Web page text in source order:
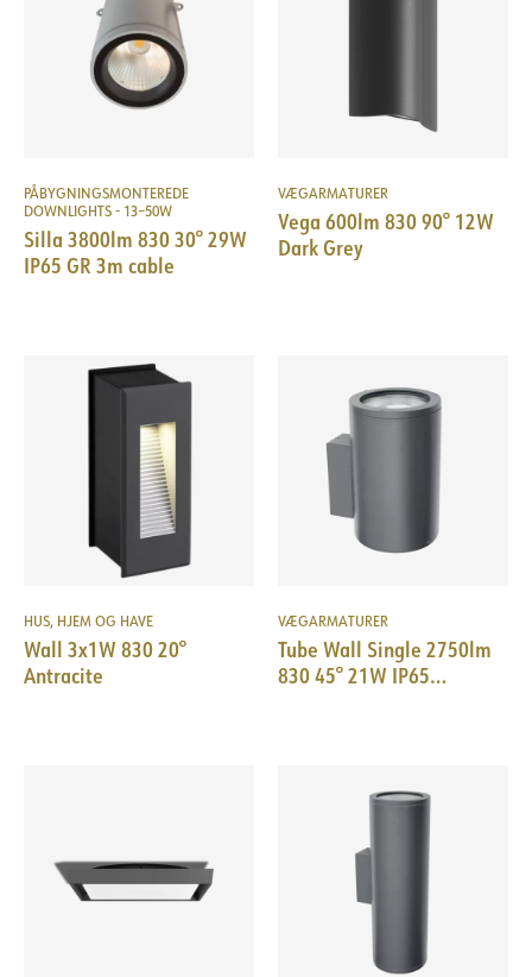
PÅBYGNINGSMONTEREDE
DOWNLIGHTS - 13–50W
Silla 3800lm 830 30° 29W
IP65 GR 3m cable
VÆGARMATURER
Vega 600lm 830 90° 12W
Dark Grey
HUS, HJEM OG HAVE
Wall 3x1W 830 20°
Antracite
VÆGARMATURER
Tube Wall Single 2750lm
830 45° 21W IP65